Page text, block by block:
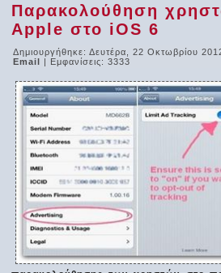
Παρακολούθηση
Apple στο iOS 6
Δημιουργήθηκε: Δευτέρα, 22 Οκτωβρίου
Email | Εμφανίσεις: 3333